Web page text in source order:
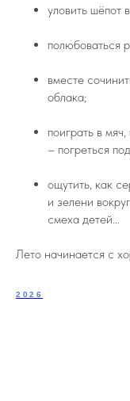
уловить шёпот
полюбоваться
вместе
облака;
поиграть в
– погреться
ощутить, как
и зелени
смеха детей…
Лето начинается с
2026